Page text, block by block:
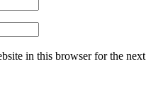
in this browser for the next